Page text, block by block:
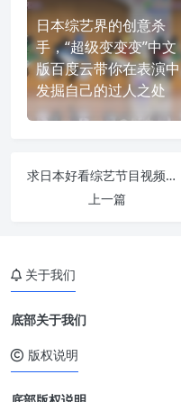
日本综艺界的创意杀
手，“超级变变变”中文
版百度云带你在表演中
发掘自己的过人之处
求日本好看综艺节目视频下载，热门综艺节目一网打尽
上一篇
关于我们
底部关于我们
版权说明